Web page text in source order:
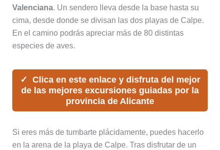
Valenciana. Un sendero lleva desde la base hasta su
cima, desde donde se divisan las dos playas de Calpe.
En el camino podrás apreciar más de 80 distintas
especies de aves.
Clica en este enlace y disfruta del mejor
de las mejores excursiones guiadas por la
provincia de Alicante
Si eres más de tumbarte plácidamente, puedes hacerlo
en la arena de la playa de Calpe. Tras disfrutar de un